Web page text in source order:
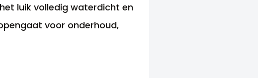
luik volledig waterdicht en
voor onderhoud,